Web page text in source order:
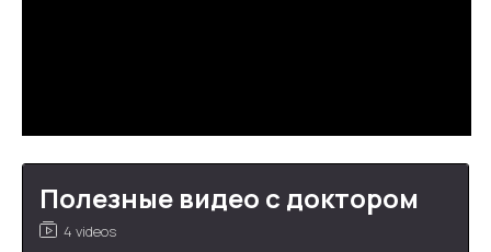
Полезные видео с доктором
4 videos